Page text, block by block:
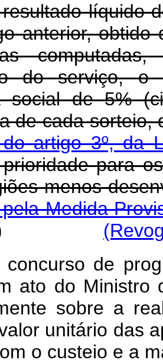
líquido
anterior, obtido
do serviço,
social de 5%
de cada sorteio,
artigo 3º, da
para
Medida
concurso de
ato do Ministro
sobre a
unitário das
o custeio e a